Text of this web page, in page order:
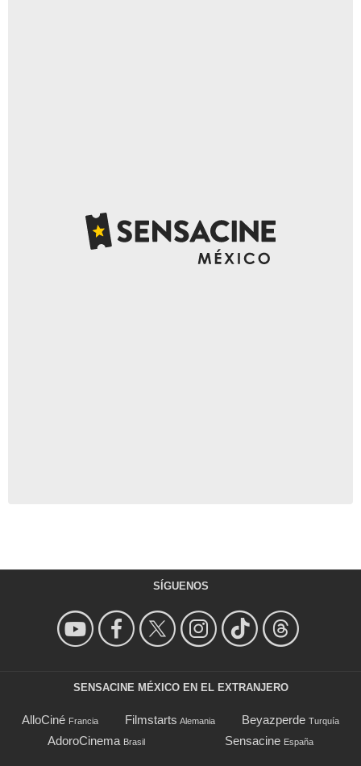
SÍGUENOS
SENSACINE MÉXICO EN EL EXTRANJERO
AlloCiné Francia Filmstarts Alemania Beyazperde Turquía
AdoroCinema Brasil Sensacine España